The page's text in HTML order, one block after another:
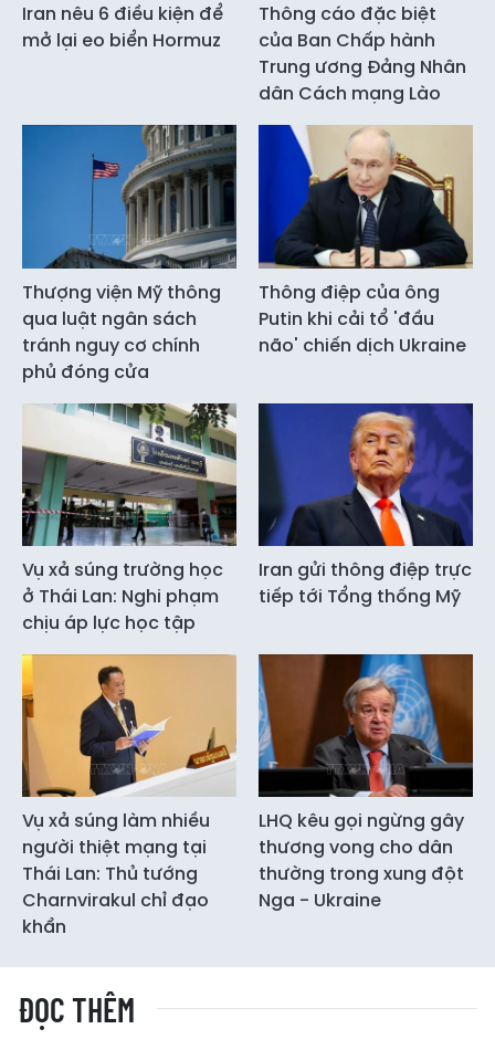
Iran nêu 6 điều kiện để
mở lại eo biển Hormuz
Thông cáo đặc biệt
của Ban Chấp hành
Trung ương Đảng Nhân
dân Cách mạng Lào
Thượng viện Mỹ thông
qua luật ngân sách
tránh nguy cơ chính
phủ đóng cửa
Thông điệp của ông
Putin khi cải tổ 'đầu
não' chiến dịch Ukraine
Vụ xả súng trường học
ở Thái Lan: Nghi phạm
chịu áp lực học tập
Iran gửi thông điệp trực
tiếp tới Tổng thống Mỹ
Vụ xả súng làm nhiều
người thiệt mạng tại
Thái Lan: Thủ tướng
Charnvirakul chỉ đạo
khẩn
LHQ kêu gọi ngừng gây
thương vong cho dân
thường trong xung đột
Nga - Ukraine
ĐỌC THÊM